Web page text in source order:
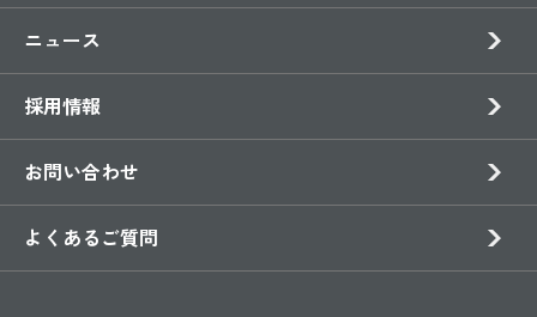
ニュース
採用情報
お問い合わせ
よくあるご質問